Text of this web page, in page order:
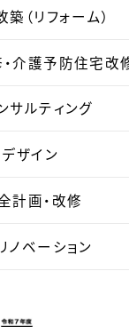
（リフォーム）
介護予防住宅改
サルティング
ザイン
計画・改修
ノベーション